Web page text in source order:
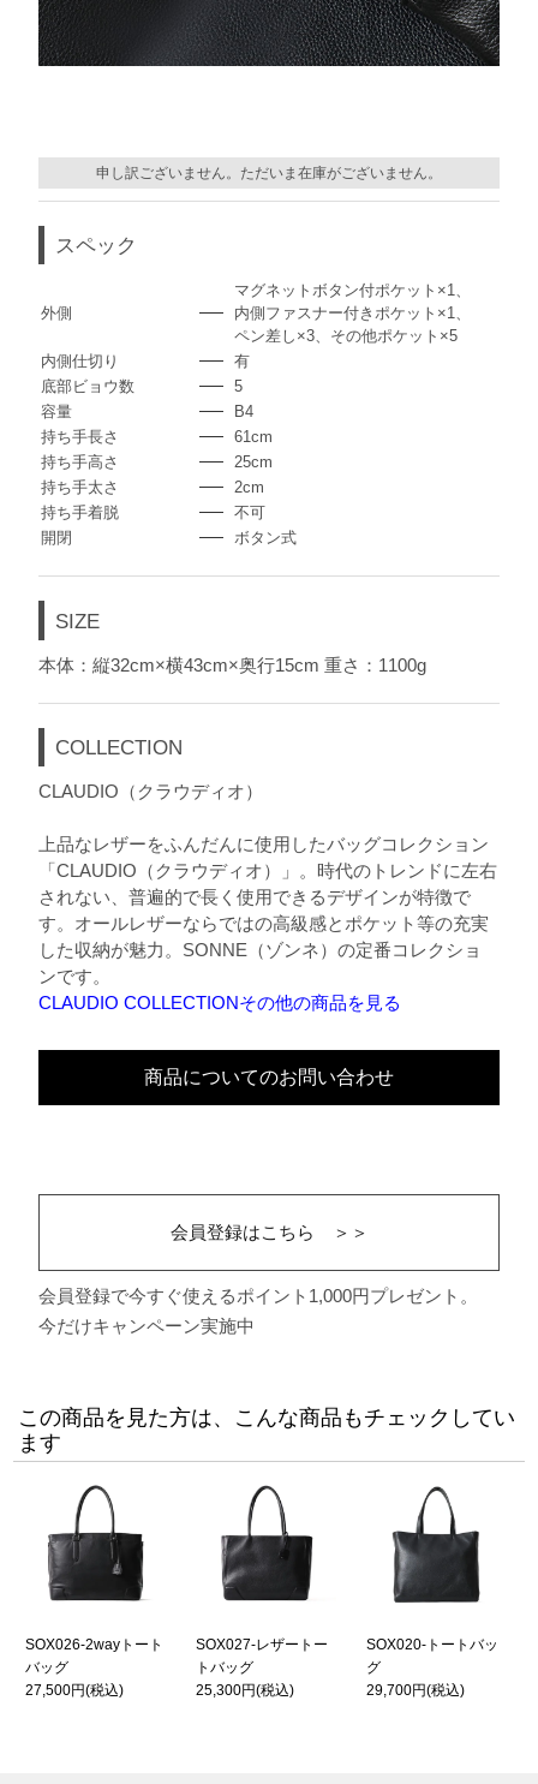
申し訳ございません。ただいま在庫がございません。
スペック
外側
マグネットボタン付ポケット×1、
内側ファスナー付きポケット×1、
ペン差し×3、その他ポケット×5
内側仕切り
有
底部ビョウ数
5
容量
B4
持ち手長さ
61cm
持ち手高さ
25cm
持ち手太さ
2cm
持ち手着脱
不可
開閉
ボタン式
SIZE
本体：縦32cm×横43cm×奥行15cm 重さ：1100g
COLLECTION
CLAUDIO（クラウディオ）
上品なレザーをふんだんに使用したバッグコレクション
「CLAUDIO（クラウディオ）」。時代のトレンドに左右
されない、普遍的で長く使用できるデザインが特徴で
す。オールレザーならではの高級感とポケット等の充実
した収納が魅力。SONNE（ゾンネ）の定番コレクショ
ンです。
CLAUDIO COLLECTIONその他の商品を見る
商品についてのお問い合わせ
会員登録はこちら ＞＞
会員登録で今すぐ使えるポイント1,000円プレゼント。
今だけキャンペーン実施中
この商品を見た方は、こんな商品もチェックしてい
ます
SOX026-2wayトート
バッグ
27,500円(税込)
SOX027-レザートー
トバッグ
25,300円(税込)
SOX020-トートバッ
グ
29,700円(税込)